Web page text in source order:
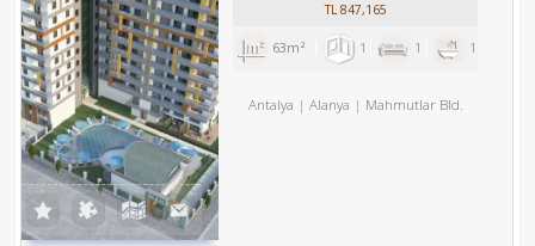
TL847,165
63m² 1 1 1
Antalya Alanya Mahmutlar Bld.